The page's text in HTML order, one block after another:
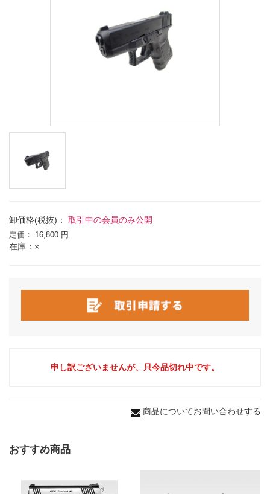
卸価格(税抜)： 取引中の会員のみ公開
定価： 16,800 円
在庫：×
申し訳ございませんが、只今品切れ中です。
商品についてお問い合わせする
おすすめ商品